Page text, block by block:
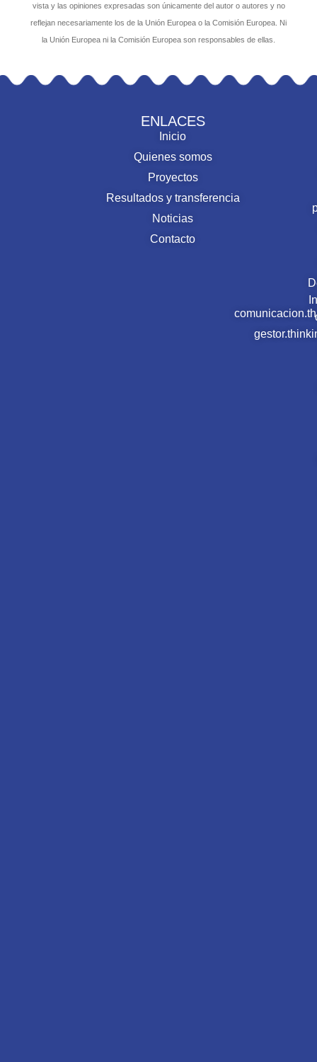
vista y las opiniones expresadas son únicamente del autor o autores y no
reflejan necesariamente los de la Unión Europea o la Comisión Europea. Ni
la Unión Europea ni la Comisión Europea son responsables de ellas.
ENLACES
Inicio
Quienes somos
Proyectos
Resultados y transferencia
Noticias
Contacto